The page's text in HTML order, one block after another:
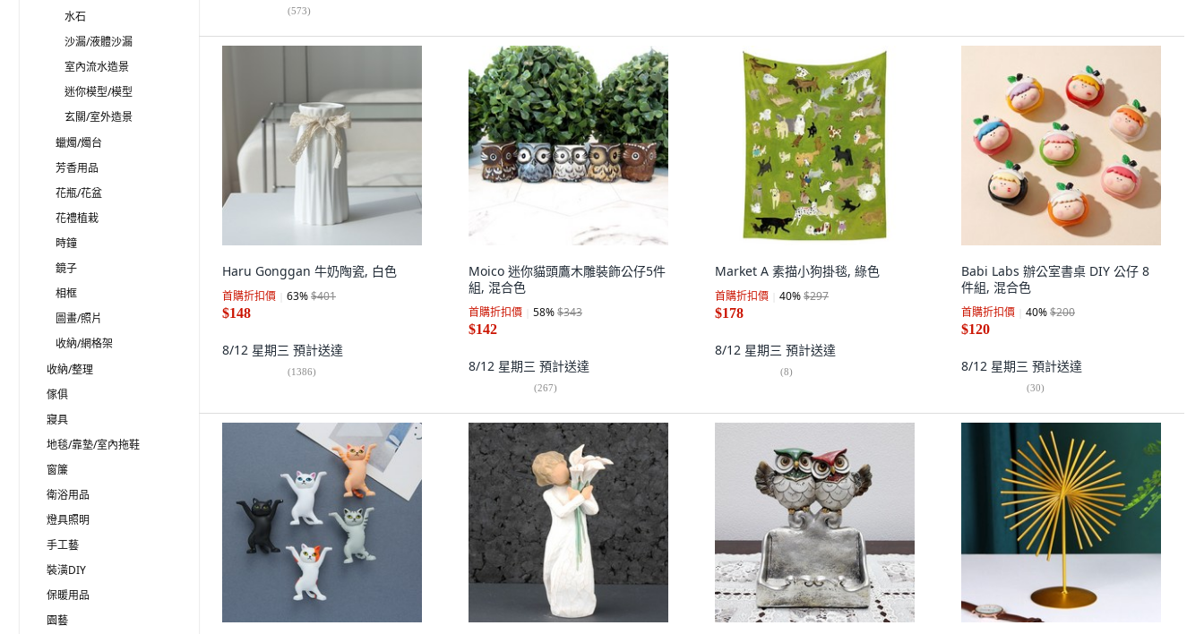
水石
沙漏/液體沙漏
室內流水造景
迷你模型/模型
玄關/室外造景
蠟燭/燭台
芳香用品
花瓶/花盆
花禮植栽
時鐘
鏡子
相框
圖畫/照片
收納/網格架
收納/整理
傢俱
寢具
地毯/靠墊/室內拖鞋
窗簾
衛浴用品
燈具照明
手工藝
裝潢DIY
保暖用品
園藝
(573)
Haru Gonggan 牛奶陶瓷, 白色
首購折扣價 63%$401
$148
8/12 星期三 預計送達
(1386)
Moico 迷你貓頭鷹木雕裝飾公仔5件
組, 混合色
首購折扣價 58%$343
$142
8/12 星期三 預計送達
(267)
Market A 素描小狗掛毯, 綠色
首購折扣價 40%$297
$178
8/12 星期三 預計送達
(8)
Babi Labs 辦公室書桌 DIY 公仔 8
件組, 混合色
首購折扣價 40%$200
$120
8/12 星期三 預計送達
(30)